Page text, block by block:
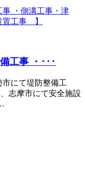
工事 ・･･･
にて堤防整備工
志摩市にて安全施設